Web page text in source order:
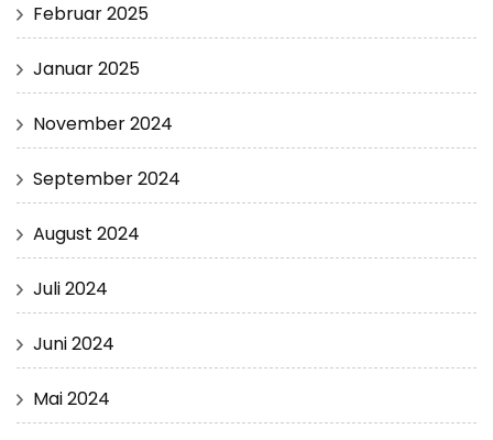
Februar 2025
Januar 2025
November 2024
September 2024
August 2024
Juli 2024
Juni 2024
Mai 2024